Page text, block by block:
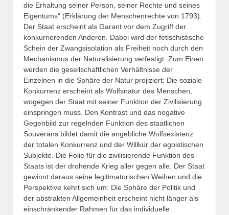
die Erhaltung seiner Person, seiner Rechte und seines
Eigentums“ (Erklärung der Menschenrechte von 1793).
Der Staat erscheint als Garant vor dem Zugriff der
konkurrierenden Anderen. Dabei wird der fetischistische
Schein der Zwangsisolation als Freiheit noch durch den
Mechanismus der Naturalisierung verfestigt. Zum Einen
werden die gesellschaftlichen Verhältnisse der
Einzelnen in die Sphäre der Natur projiziert: Die soziale
Konkurrenz erscheint als Wolfsnatur des Menschen,
wogegen der Staat mit seiner Funktion der Zivilisierung
einspringen muss. Den Kontrast und das negative
Gegenbild zur regelnden Funktion des staatlichen
Souveräns bildet damit die angebliche Wolfsexistenz
der totalen Konkurrenz und der Willkür der egoistischen
Subjekte. Die Folie für die zivilisierende Funktion des
Staats ist der drohende Krieg aller gegen alle. Der Staat
gewinnt daraus seine legitimatorischen Weihen und die
Perspektive kehrt sich um: Die Sphäre der Politik und
der abstrakten Allgemeinheit erscheint nicht länger als
einschränkender Rahmen für das individuelle